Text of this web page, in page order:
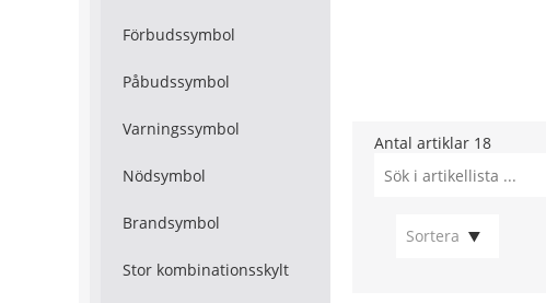
Förbudssymbol
Påbudssymbol
Varningssymbol
Nödsymbol
Brandsymbol
Stor kombinationsskylt
Antal artiklar 18
Sortera